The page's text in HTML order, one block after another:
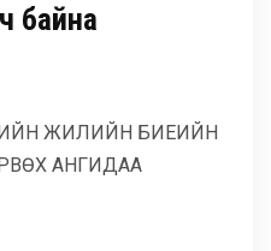
байна
ЖИЛИЙН БИЕИЙН
АНГИДАА